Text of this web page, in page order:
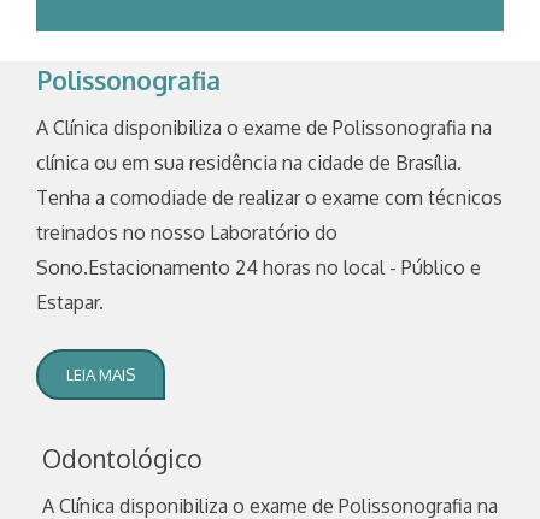
Polissonografia
A Clínica disponibiliza o exame de Polissonografia na
clínica ou em sua residência na cidade de Brasília.
Tenha a comodiade de realizar o exame com técnicos
treinados no nosso Laboratório do
Sono.Estacionamento 24 horas no local - Público e
Estapar.
LEIA MAIS
Odontológico
A Clínica disponibiliza o exame de Polissonografia na